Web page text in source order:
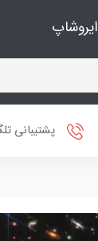
ایروشاپ
پشتیبانی